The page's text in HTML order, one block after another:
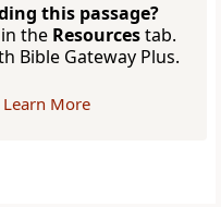
this passage?
the Resourcestab.
Bible Gateway Plus.
Learn More